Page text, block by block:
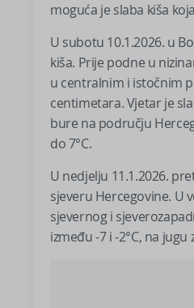
moguća je slaba kiša
U subotu 10.1.2026. u
kiša. Prije podne u
u centralnim i istočnim
centimetara. Vjetar je
bure na području
do 7°C.
U nedjelju 11.1.2026.
sjeveru Hercegovine. U
sjevernog i
između -7 i -2°C, na jugu